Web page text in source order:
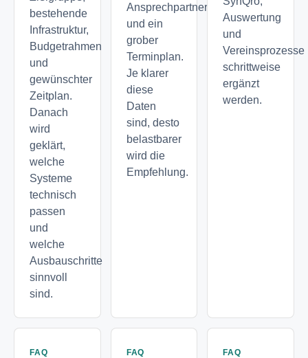
bestehende
Infrastruktur,
Budgetrahmen
und
gewünschter
Zeitplan.
Danach
wird
geklärt,
welche
Systeme
technisch
passen
und
welche
Ausbauschritte
sinnvoll
sind.
Ansprechpartner
und ein
grober
Terminplan.
Je klarer
diese
Daten
sind, desto
belastbarer
wird die
Empfehlung.
Auswertung
und
Vereinsprozesse
schrittweise
ergänzt
werden.
FAQ FAQ FAQ